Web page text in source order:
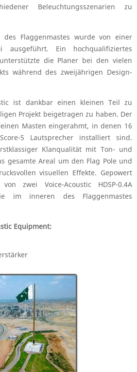
Beleuchtungsszenarien zu
Flaggenmastes wurde von einer
ausgeführt. Ein hochqualifiziertes
die Planer bei den vielen
während des zweijährigen Design-
ist dankbar einen kleinen Teil zu
Projekt beigetragen zu haben. Der
Masten eingerahmt, in denen 16
5 Lautsprecher installiert sind.
Klanqualität mit Ton- und
gesamte Areal um den Flag Pole und
visuellen Effekte. Gepowert
zwei Voice-Acoustic HDSP-0.4A
im inneren des Flaggenmastes
Equipment: